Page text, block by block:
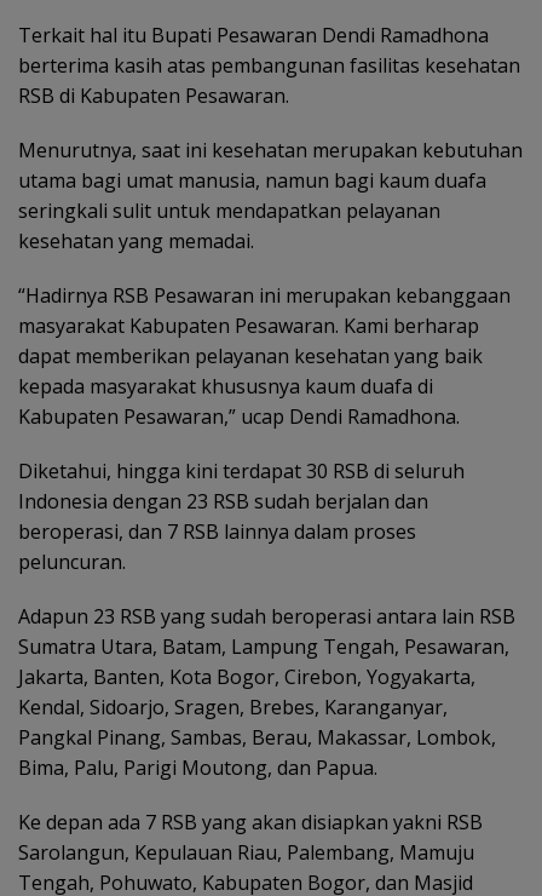
Terkait hal itu Bupati Pesawaran Dendi Ramadhona
berterima kasih atas pembangunan fasilitas kesehatan
RSB di Kabupaten Pesawaran.
Menurutnya, saat ini kesehatan merupakan kebutuhan
utama bagi umat manusia, namun bagi kaum duafa
seringkali sulit untuk mendapatkan pelayanan
kesehatan yang memadai.
“Hadirnya RSB Pesawaran ini merupakan kebanggaan
masyarakat Kabupaten Pesawaran. Kami berharap
dapat memberikan pelayanan kesehatan yang baik
kepada masyarakat khususnya kaum duafa di
Kabupaten Pesawaran,” ucap Dendi Ramadhona.
Diketahui, hingga kini terdapat 30 RSB di seluruh
Indonesia dengan 23 RSB sudah berjalan dan
beroperasi, dan 7 RSB lainnya dalam proses
peluncuran.
Adapun 23 RSB yang sudah beroperasi antara lain RSB
Sumatra Utara, Batam, Lampung Tengah, Pesawaran,
Jakarta, Banten, Kota Bogor, Cirebon, Yogyakarta,
Kendal, Sidoarjo, Sragen, Brebes, Karanganyar,
Pangkal Pinang, Sambas, Berau, Makassar, Lombok,
Bima, Palu, Parigi Moutong, dan Papua.
Ke depan ada 7 RSB yang akan disiapkan yakni RSB
Sarolangun, Kepulauan Riau, Palembang, Mamuju
Tengah, Pohuwato, Kabupaten Bogor, dan Masjid